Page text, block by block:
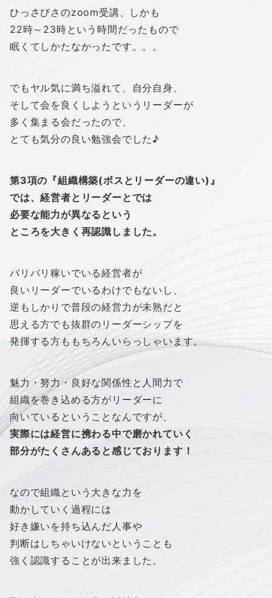
ひっさびさのzoom受講、しかも
22時～23時という時間だったもので
眠くてしかたなかったです。。。
でもヤル気に満ち溢れて、自分自身、
そして会を良くしようというリーダーが
多く集まる会だったので、
とても気分の良い勉強会でした♪
第3項の『組織構築(ボスとリーダーの違い)』
では、経営者とリーダーとでは
必要な能力が異なるという
ところを大きく再認識しました。
バリバリ稼いでいる経営者が
良いリーダーでいるわけでもないし、
逆もしかりで普段の経営力が未熟だと
思える方でも抜群のリーダーシップを
発揮する方ももちろんいらっしゃいます。
魅力・努力・良好な関係性と人間力で
組織を巻き込める方がリーダーに
向いているということなんですが、
実際には経営に携わる中で磨かれていく
部分がたくさんあると感じております！
なので組織という大きな力を
動かしていく過程には
好き嫌いを持ち込んだ人事や
判断はしちゃいけないということも
強く認識することが出来ました。